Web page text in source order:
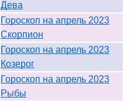
Дева
Гороскоп на апрель 2023
Скорпион
Гороскоп на апрель 2023
Козерог
Гороскоп на апрель 2023
Рыбы